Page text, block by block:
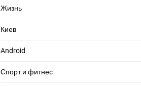
Жизнь
Киев
Android
Спорт и фитнес